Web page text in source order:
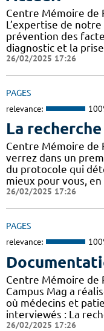
Centre Mémoire de
L’expertise de
prévention des
diagnostic et la
26/02/2025 17:26
PAGES
relevance:
La recherche
Centre Mémoire de
verrez dans un
du protocole qui
mieux pour vous,
26/02/2025 17:26
PAGES
relevance:
Centre Mémoire de
Campus Mag a
où médecins et
interviewés : La
26/02/2025 17:26